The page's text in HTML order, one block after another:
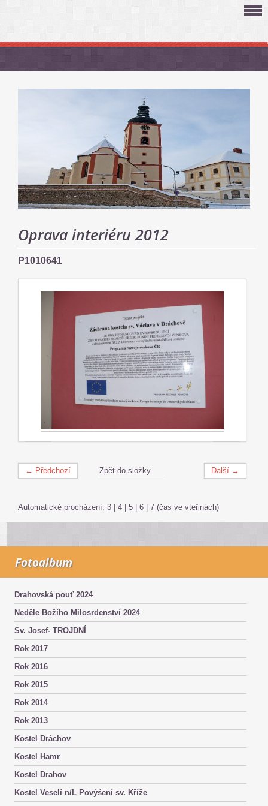
Oprava interiéru 2012
P1010641
← Předchozí Další →
Zpět do složky
Automatické procházení: 3 | 4 | 5 | 6 | 7 (čas ve vteřinách)
Fotoalbum
Drahovská pouť 2024
Neděle Božího Milosrdenství 2024
Sv. Josef- TROJDNÍ
Rok 2017
Rok 2016
Rok 2015
Rok 2014
Rok 2013
Kostel Dráchov
Kostel Hamr
Kostel Drahov
Kostel Veselí n/L Povýšení sv. Kříže